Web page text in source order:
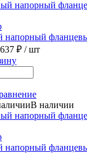
напорный
₽ / шт
В наличии
напорный